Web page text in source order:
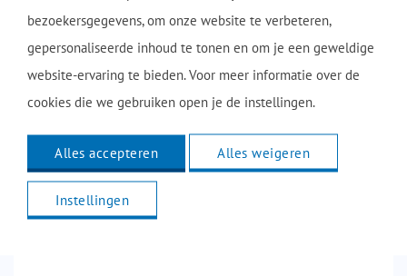
bezoekersgegevens, om onze website te verbeteren,
gepersonaliseerde inhoud te tonen en om je een geweldige
website-ervaring te bieden. Voor meer informatie over de
cookies die we gebruiken open je de instellingen.
Alles accepteren Alles weigeren
Instellingen